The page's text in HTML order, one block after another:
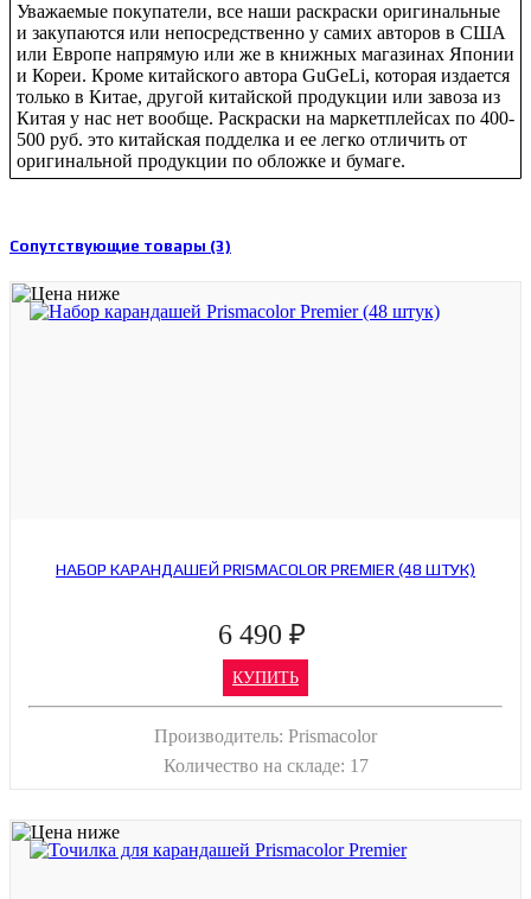
Уважаемые покупатели, все наши раскраски оригинальные
и закупаются или непосредственно у самих авторов в США
или Европе напрямую или же в книжных магазинах Японии
и Кореи. Кроме китайского автора GuGeLi, которая издается
только в Китае, другой китайской продукции или завоза из
Китая у нас нет вообще. Раскраски на маркетплейсах по 400-
500 руб. это китайская подделка и ее легко отличить от
оригинальной продукции по обложке и бумаге.
Сопутствующие товары (3)
НАБОР КАРАНДАШЕЙ PRISMACOLOR PREMIER (48 ШТУК)
6 490 ₽
КУПИТЬ
Производитель: Prismacolor
Количество на складе: 17